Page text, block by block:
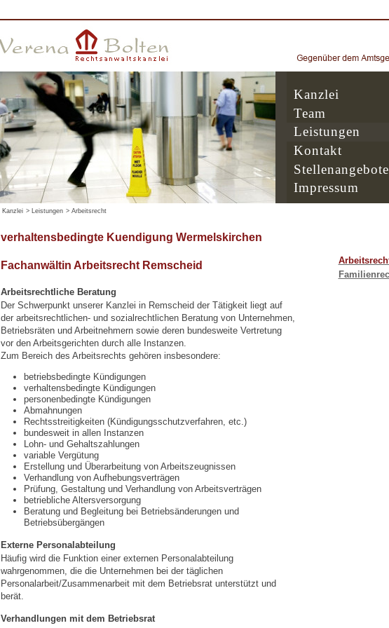
Kanzlei
Team
Leistungen
Kontakt
Stellenangebote
Impressum
Kanzlei > Leistungen > Arbeitsrecht
verhaltensbedingte Kuendigung Wermelskirchen
Fachanwältin Arbeitsrecht Remscheid
Arbeitsrechtliche Beratung
Der Schwerpunkt unserer Kanzlei in Remscheid der Tätigkeit liegt auf
der arbeitsrechtlichen- und sozialrechtlichen Beratung von Unternehmen,
Betriebsräten und Arbeitnehmern sowie deren bundesweite Vertretung
vor den Arbeitsgerichten durch alle Instanzen.
Zum Bereich des Arbeitsrechts gehören insbesondere:
betriebsbedingte Kündigungen
verhaltensbedingte Kündigungen
personenbedingte Kündigungen
Abmahnungen
Rechtsstreitigkeiten (Kündigungsschutzverfahren, etc.)
bundesweit in allen Instanzen
Lohn- und Gehaltszahlungen
variable Vergütung
Erstellung und Überarbeitung von Arbeitszeugnissen
Verhandlung von Aufhebungsverträgen
Prüfung, Gestaltung und Verhandlung von Arbeitsverträgen
betriebliche Altersversorgung
Beratung und Begleitung bei Betriebsänderungen und
Betriebsübergängen
Externe Personalabteilung
Häufig wird die Funktion einer externen Personalabteilung
wahrgenommen, die die Unternehmen bei der täglichen
Personalarbeit/Zusammenarbeit mit dem Betriebsrat unterstützt und
berät.
Verhandlungen mit dem Betriebsrat